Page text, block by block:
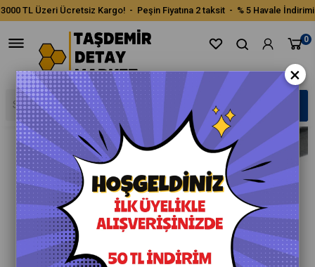
3000 TL Üzeri Ücretsiz Kargo! - Peşin Fiyatına 2 taksit - % 5 Havale İndirimi
0
›
×